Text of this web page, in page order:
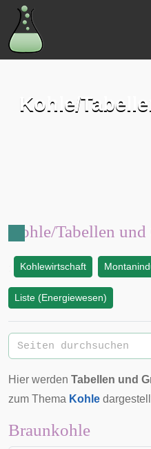
Kohle/
Kohle/Tabellen
Kohlewirtschaft
Liste (Energiewesen)
Hier werden Tabellen und
zum Thema Kohle
Braunkohle